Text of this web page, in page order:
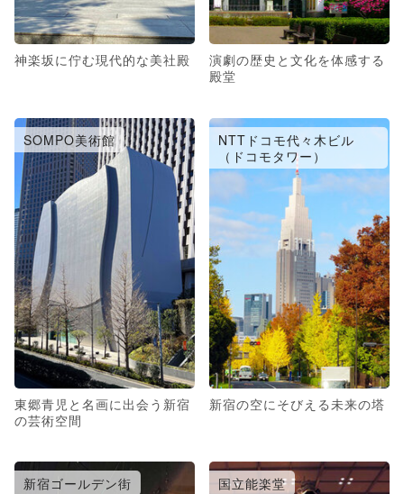
神楽坂に佇む現代的な美社殿
演劇の歴史と文化を体感する
殿堂
SOMPO美術館
東郷青児と名画に出会う新宿
の芸術空間
NTTドコモ代々木ビル
（ドコモタワー）
新宿の空にそびえる未来の塔
新宿ゴールデン街 国立能楽堂